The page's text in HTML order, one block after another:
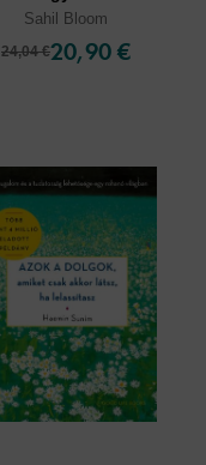
Sahil Bloom
24,04 €20,90 €